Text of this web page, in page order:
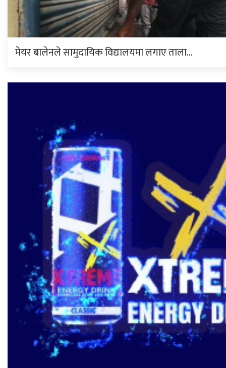
मेयर बालेनले सामुदायिक विद्यालयमा लगाए ताला…